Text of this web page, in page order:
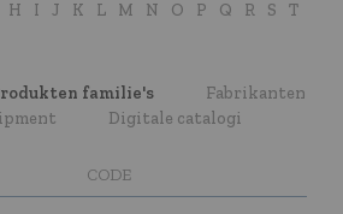
H I J K L M N O P Q R S
T
familie's
Fabrikanten
Digitale catalogi
CODE